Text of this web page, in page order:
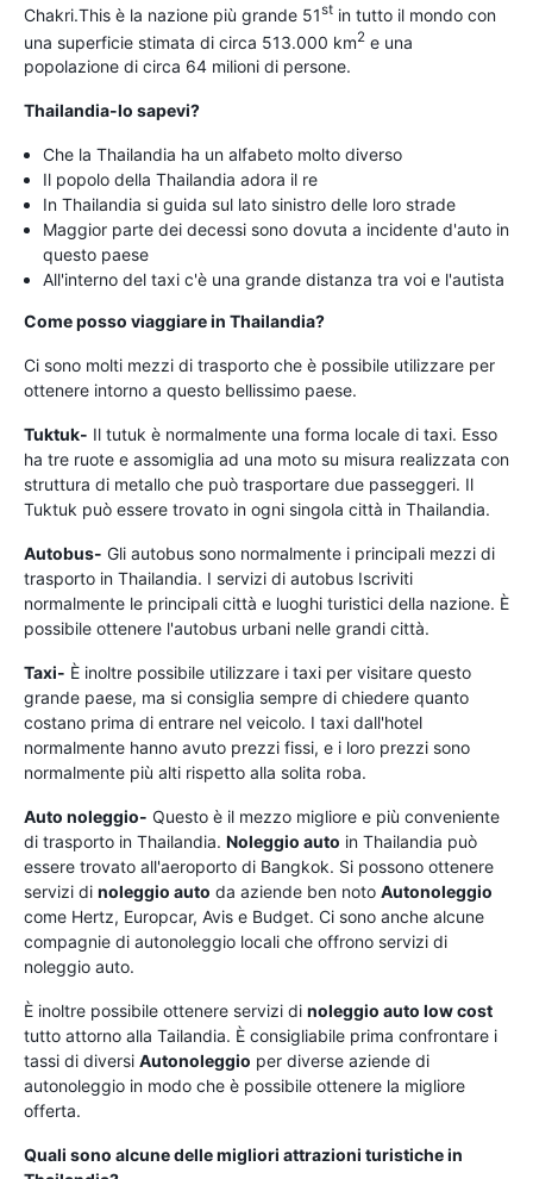
Chakri.This è la nazione più grande 51st in tutto il mondo con
una superficie stimata di circa 513.000 km2 e una
popolazione di circa 64 milioni di persone.
Thailandia-lo sapevi?
Che la Thailandia ha un alfabeto molto diverso
Il popolo della Thailandia adora il re
In Thailandia si guida sul lato sinistro delle loro strade
Maggior parte dei decessi sono dovuta a incidente d'auto in
questo paese
All'interno del taxi c'è una grande distanza tra voi e l'autista
Come posso viaggiare in Thailandia?
Ci sono molti mezzi di trasporto che è possibile utilizzare per
ottenere intorno a questo bellissimo paese.
Tuktuk- Il tutuk è normalmente una forma locale di taxi. Esso
ha tre ruote e assomiglia ad una moto su misura realizzata con
struttura di metallo che può trasportare due passeggeri. Il
Tuktuk può essere trovato in ogni singola città in Thailandia.
Autobus- Gli autobus sono normalmente i principali mezzi di
trasporto in Thailandia. I servizi di autobus Iscriviti
normalmente le principali città e luoghi turistici della nazione. È
possibile ottenere l'autobus urbani nelle grandi città.
Taxi- È inoltre possibile utilizzare i taxi per visitare questo
grande paese, ma si consiglia sempre di chiedere quanto
costano prima di entrare nel veicolo. I taxi dall'hotel
normalmente hanno avuto prezzi fissi, e i loro prezzi sono
normalmente più alti rispetto alla solita roba.
Auto noleggio- Questo è il mezzo migliore e più conveniente
di trasporto in Thailandia. Noleggio auto in Thailandia può
essere trovato all'aeroporto di Bangkok. Si possono ottenere
servizi di noleggio auto da aziende ben noto Autonoleggio
come Hertz, Europcar, Avis e Budget. Ci sono anche alcune
compagnie di autonoleggio locali che offrono servizi di
noleggio auto.
È inoltre possibile ottenere servizi di noleggio auto low cost
tutto attorno alla Tailandia. È consigliabile prima confrontare i
tassi di diversi Autonoleggio per diverse aziende di
autonoleggio in modo che è possibile ottenere la migliore
offerta.
Quali sono alcune delle migliori attrazioni turistiche in